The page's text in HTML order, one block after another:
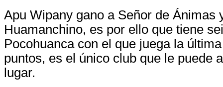
Apu Wipany gano a Señor de Ánimas
Huamanchino, es por ello que tiene
Pocohuanca con el que juega la
puntos, es el único club que le puede
lugar.